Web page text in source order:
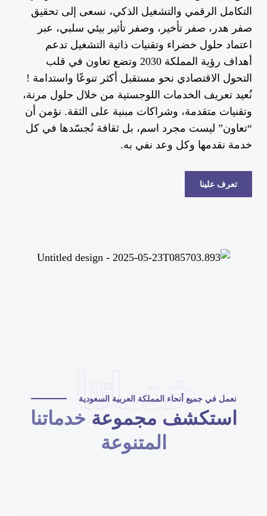
التكامل الرقمي والتشغيل الذكي، نسعى إلى تحقيق
صفر هدر، صفر تأخير، وصفر تأثير بيئي سلبي، عبر
اعتماد حلول خضراء وتقنيات ذاتية التشغيل تدعم
أهداف رؤية المملكة 2030 وتضع تعاون في قلب
التحول الاقتصادي نحو مستقبل أكثر تنوعًا واستدامة !
نُعيد تعريف الخدمات اللوجستية من خلال حلول مرنة،
وتقنيات متقدمة، وشراكات مبنية على الثقة. نؤمن أن
“تعاون” ليست مجرد اسم، بل ثقافة نُجسّدها في كل
خدمة نقدمها وكل وعد نفي به.
تعرف علينا
خدماتنا
نعمل في جميع أنحاء المملكة العربية السعودية
استكشف مجموعةخدماتنا
المتنوعة